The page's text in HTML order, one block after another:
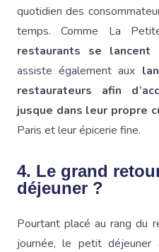
quotidien des
temps. Comme La
restaurants se
assiste également aux
restaurateurs afin
jusque dans leur propre
Paris et leur épicerie fine.
4. Le grand
déjeuner ?
Pourtant placé au rang du
journée, le petit